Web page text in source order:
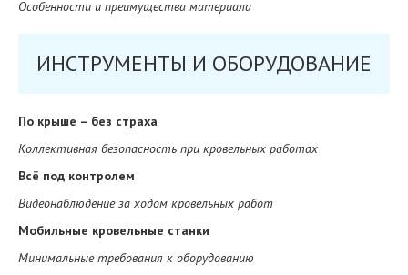
Особенности и преимущества материала
ИНСТРУМЕНТЫ И ОБОРУДОВАНИЕ
По крыше – без страха
Коллективная безопасность при кровельных работах
Всё под контролем
Видеонаблюдение за ходом кровельных работ
Мобильные кровельные станки
Минимальные требования к оборудованию